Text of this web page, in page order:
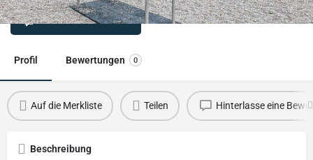
Direkt Kontaktieren
Profil Bewertungen 0
Auf die Merkliste Teilen Hinterlasse eine
Beschreibung